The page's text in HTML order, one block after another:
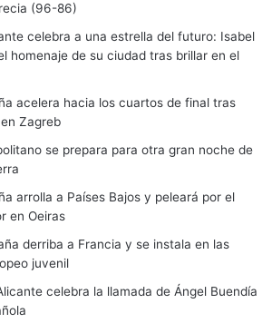
(96-86)
celebra a una estrella del futuro: Isabel
homenaje de su ciudad tras brillar en el
acelera hacia los cuartos de final tras
Zagreb
se prepara para otra gran noche de
arrolla a Países Bajos y peleará por el
en Oeiras
derriba a Francia y se instala en las
juvenil
celebra la llamada de Ángel Buendía